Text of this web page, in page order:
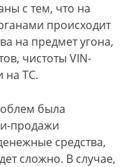
с тем, что на
происходит
на предмет угона,
чистоты VIN-
на ТС.
была
продажи
средства,
сложно. В случае,